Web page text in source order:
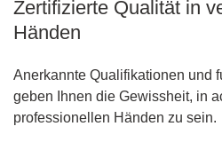
Zertifizierte Qualität in
Händen
Anerkannte Qualifikationen und
geben Ihnen die Gewissheit, in
professionellen Händen zu sein.